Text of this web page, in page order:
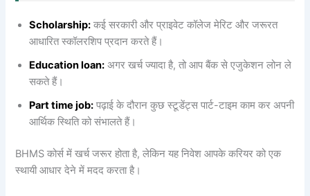
Scholarship: कई सरकारी और प्राइवेट कॉलेज मेरिट और जरूरत
आधारित स्कॉलरशिप प्रदान करते हैं।
Education loan: अगर खर्च ज्यादा है, तो आप बैंक से एजुकेशन लोन ले
सकते हैं।
Part time job: पढ़ाई के दौरान कुछ स्टूडेंट्स पार्ट-टाइम काम कर अपनी
आर्थिक स्थिति को संभालते हैं।
BHMS कोर्स में खर्च जरूर होता है, लेकिन यह निवेश आपके करियर को एक
स्थायी आधार देने में मदद करता है।